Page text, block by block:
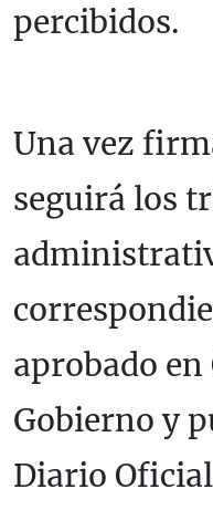
percibidos.
Una vez
seguirá los
aprobado en
Gobierno y
Diario